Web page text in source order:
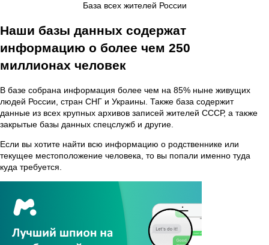
База всех жителей России
Наши базы данных содержат
информацию о более чем 250
миллионах человек
В базе собрана информация более чем на 85% ныне живущих
людей России, стран СНГ и Украины. Также база содержит
данные из всех крупных архивов записей жителей СССР, а также
закрытые базы данных спецслужб и другие.
Если вы хотите найти всю информацию о родственнике или
текущее местоположение человека, то вы попали именно туда
куда требуется.